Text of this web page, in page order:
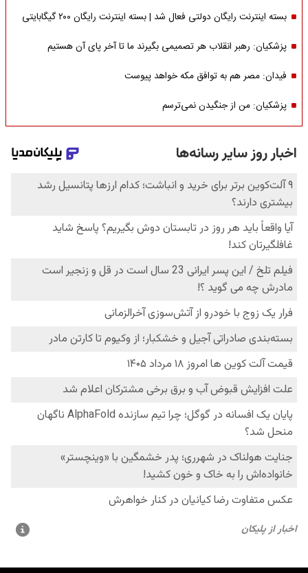
بسته اینترنت رایگان دولتی فعال شد | بسته اینترنت رایگان ۲۰۰ گیگابایتی
پزشکیان: رهبر انقلاب هر تصمیمی بگیرند ما تا آخر پای آن هستیم
فیدان: مصر هم به توافق مکه خواهد پیوست
پزشکیان: من از جنگیدن نمی‌ترسم